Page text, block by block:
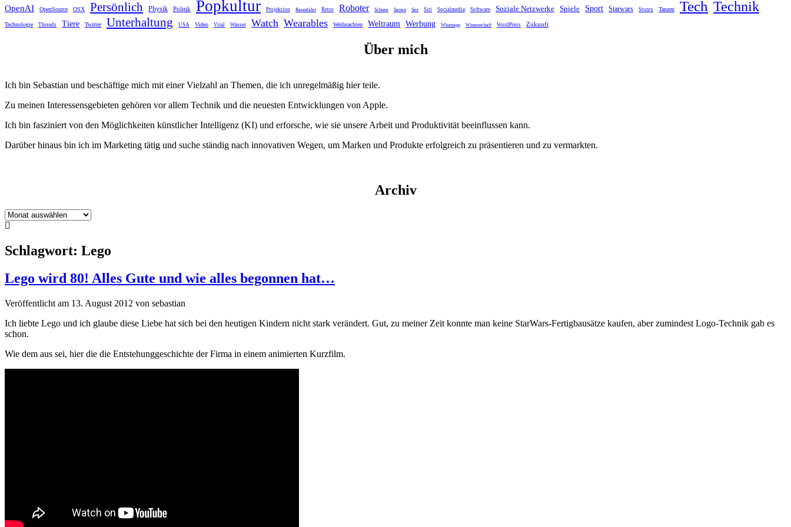
OpenAI OpenSource OSX Persönlich Physik Politik Popkultur Projektion Raumfahrt Retro Roboter Schnee Serien Sex Siri Socialmedia Software Soziale Netzwerke Spiele Sport Starwars Stunts Tanzen Tech Technik
Technologie Threads Tiere Twitter Unterhaltung USA Video Viral Wasser Watch Wearables Weihnachten Weltraum Werbung Whatsapp Wissenschaft WordPress Zukunft
Über mich
Ich bin Sebastian und beschäftige mich mit einer Vielzahl an Themen, die ich unregelmäßig hier teile.
Zu meinen Interessensgebieten gehören vor allem Technik und die neuesten Entwicklungen von Apple.
Ich bin fasziniert von den Möglichkeiten künstlicher Intelligenz (KI) und erforsche, wie sie unsere Arbeit und Produktivität beeinflussen kann.
Darüber hinaus bin ich im Marketing tätig und suche ständig nach innovativen Wegen, um Marken und Produkte erfolgreich zu präsentieren und zu vermarkten.
Archiv
Archiv
Schlagwort: Lego
Lego wird 80! Alles Gute und wie alles begonnen hat…
Veröffentlicht am 13. August 2012 von sebastian
Ich liebte Lego und ich glaube diese Liebe hat sich bei den heutigen Kindern nicht stark verändert. Gut, zu meiner Zeit konnte man keine StarWars-Fertigbausätze kaufen, aber zumindest Logo-Technik gab es
schon.
Wie dem aus sei, hier die die Entstehunggeschichte der Firma in einem animierten Kurzfilm.